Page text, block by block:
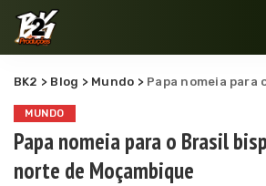
BK2 > Blog > Mundo > Papa nomeia para o Brasil bispo
MUNDO
Papa nomeia para o Brasil
norte de Moçambique